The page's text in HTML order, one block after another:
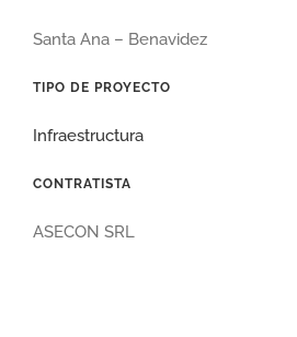
Santa Ana – Benavidez
TIPO DE PROYECTO
Infraestructura
CONTRATISTA
ASECON SRL